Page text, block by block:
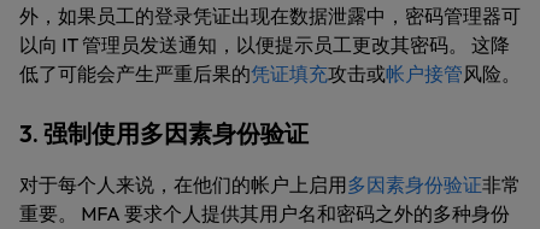
外，如果员工的登录凭证出现在数据泄露中，密码管理器可
以向 IT 管理员发送通知，以便提示员工更改其密码。 这降
低了可能会产生严重后果的凭证填充攻击或帐户接管风险。
3. 强制使用多因素身份验证
对于每个人来说，在他们的帐户上启用多因素身份验证非常
重要。 MFA 要求个人提供其用户名和密码之外的多种身份